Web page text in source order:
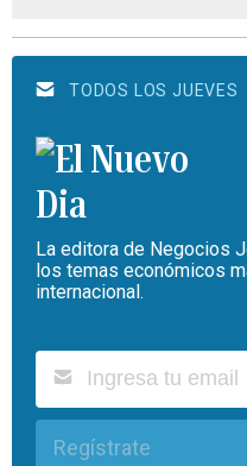
TODOS LOS JUEVES
La editora de Negocios
los temas económicos
internacional.
Regístrate